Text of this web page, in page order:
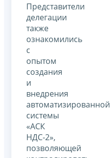
Представители
делегации
также
ознакомились
с
опытом
создания
и
внедрения
автоматизированной
системы
«АСК
НДС-2»,
позволяющей